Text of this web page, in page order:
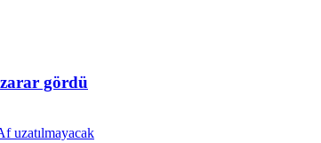
gördü